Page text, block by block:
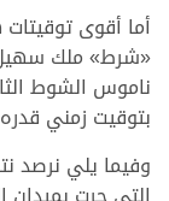
أما أقوى
«شرط» ملك
ناموس الشوط
بتوقيت زمني قدره 5.47.10 دقيقة.
وفيما يلي نرصد